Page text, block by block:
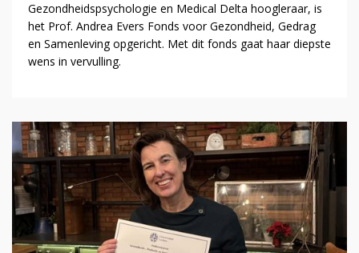
Gezondheidspsychologie en Medical Delta hoogleraar, is
het Prof. Andrea Evers Fonds voor Gezondheid, Gedrag
en Samenleving opgericht. Met dit fonds gaat haar diepste
wens in vervulling.